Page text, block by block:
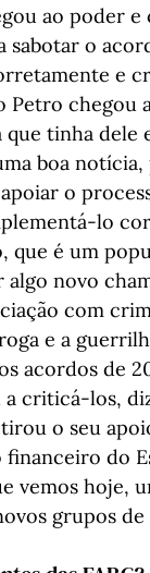
ao poder e
sabotar o
e
Petro chegou
que tinha dele
boa
o
lo
que é um
novo
com
e a
acordos de
criticá-los,
o seu
do
vemos hoje,
grupos